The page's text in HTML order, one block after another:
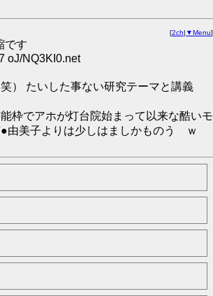
[2ch| ▼Menu]
です
oJ/NQ3KI0.net
） たいした事ない研究テーマと講義
枠でアホが灯台院始まって以来な酷いモ
由美子よりは少しはましかものう ｗ